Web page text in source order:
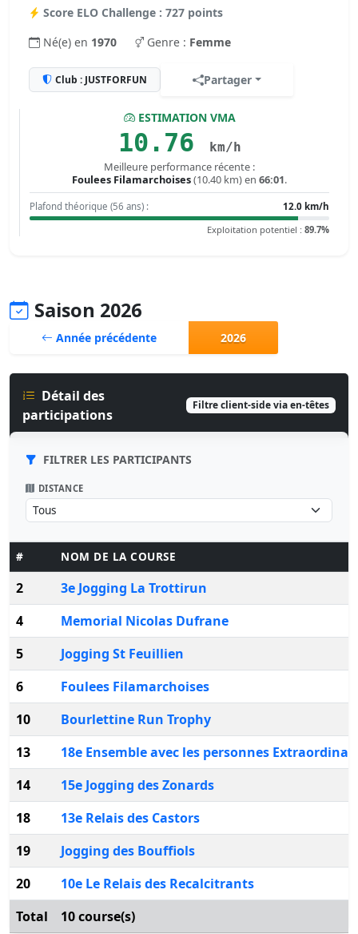
Score ELO Challenge : 727 points
Né(e) en 1970 Genre : Femme
Club : JUSTFORFUN Partager
ESTIMATION VMA
10.76 km/h
Meilleure performance récente :
Foulees Filamarchoises(10.40 km) en 66:01.
Plafond théorique (56 ans) :
12.0 km/h
Exploitation potentiel : 89.7%
Saison 2026
Année précédente 2026
Détail des
participations
Filtre client-side via en-têtes
FILTRER LES PARTICIPANTS
DISTANCE
# NOM DE LA COURSE
2
3e Jogging La Trottirun
4
Memorial Nicolas Dufrane
5
Jogging St Feuillien
6
Foulees Filamarchoises
10
Bourlettine Run Trophy
13
18e Ensemble avec les personnes
14
15e Jogging des Zonards
18
13e Relais des Castors
19
Jogging des Bouffiols
20
10e Le Relais des Recalcitrants
Total
10 course(s)